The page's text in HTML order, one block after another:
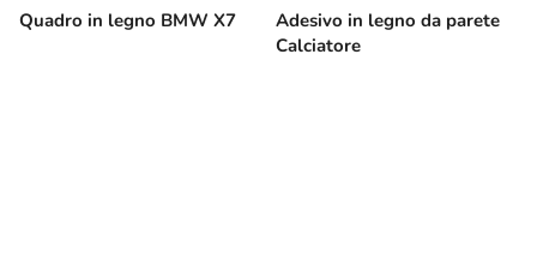
Quadro in legno BMW X7
Adesivo in legno da parete
Calciatore